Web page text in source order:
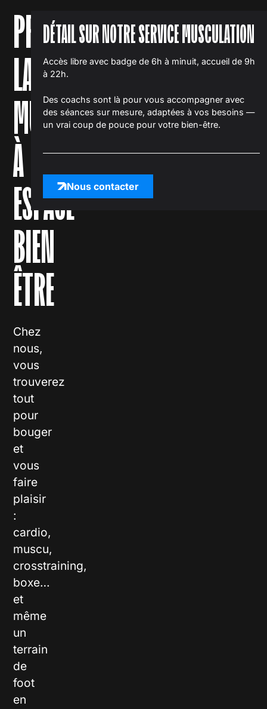
PRATIQUER
LA
MUSCULATION
À
ESPACE
BIEN
ÊTRE
Chez
nous,
vous
trouverez
tout
pour
bouger
et
vous
faire
plaisir
:
cardio,
muscu,
crosstraining,
boxe…
et
même
un
terrain
de
foot
en
DÉTAIL SUR NOTRE SERVICE MUSCULATION
Accès libre avec badge de 6h à minuit, accueil de 9h
à 22h.
Des coachs sont là pour vous accompagner avec
des séances sur mesure, adaptées à vos besoins —
un vrai coup de pouce pour votre bien-être.
Nous contacter